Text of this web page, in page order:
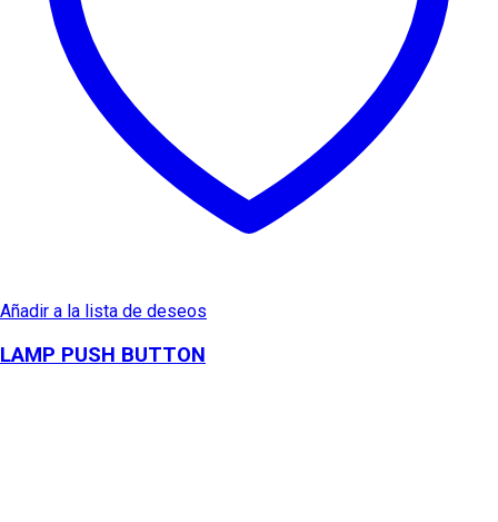
Añadir a la lista de deseos
LAMP PUSH BUTTON